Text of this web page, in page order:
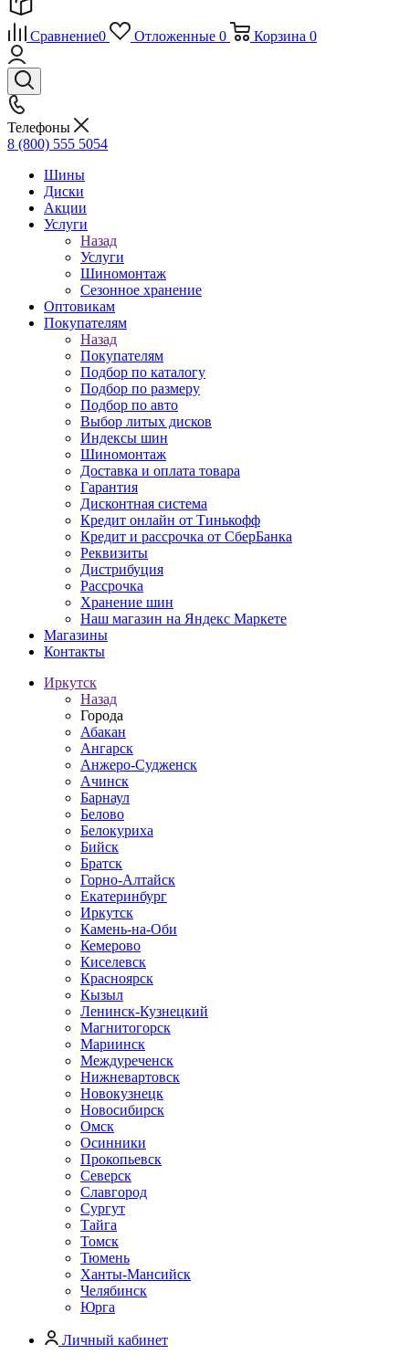
Сравнение0 Отложенные 0 Корзина 0
Телефоны
8 (800) 555 5054
Шины
Диски
Акции
Услуги
Назад
Услуги
Шиномонтаж
Сезонное хранение
Оптовикам
Покупателям
Назад
Покупателям
Подбор по каталогу
Подбор по размеру
Подбор по авто
Выбор литых дисков
Индексы шин
Шиномонтаж
Доставка и оплата товара
Гарантия
Дисконтная система
Кредит онлайн от Тинькофф
Кредит и рассрочка от СберБанка
Реквизиты
Дистрибуция
Рассрочка
Хранение шин
Наш магазин на Яндекс Маркете
Магазины
Контакты
Иркутск
Назад
Города
Абакан
Ангарск
Анжеро-Судженск
Ачинск
Барнаул
Белово
Белокуриха
Бийск
Братск
Горно-Алтайск
Екатеринбург
Иркутск
Камень-на-Оби
Кемерово
Киселевск
Красноярск
Кызыл
Ленинск-Кузнецкий
Магнитогорск
Мариинск
Междуреченск
Нижневартовск
Новокузнецк
Новосибирск
Омск
Осинники
Прокопьевск
Северск
Славгород
Сургут
Тайга
Томск
Тюмень
Ханты-Мансийск
Челябинск
Юрга
Личный кабинет